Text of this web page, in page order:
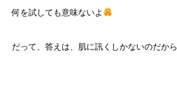
何を試しても意味ないよ
だって、答えは、肌に訊くしかないのだから